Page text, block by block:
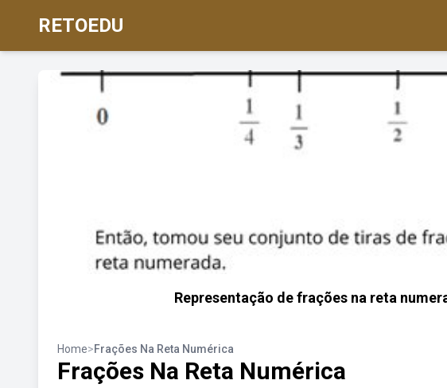
RETOEDU
Representação de frações na reta
Home>Frações Na Reta Numérica
Frações Na Reta Numérica